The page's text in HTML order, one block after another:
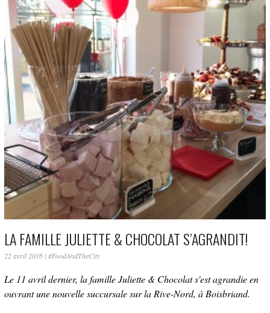
LA FAMILLE JULIETTE & CHOCOLAT S’AGRANDIT!
22 avril 2016 | #FoodAndTheCity
Le 11 avril dernier, la famille Juliette & Chocolat s'est agrandie en
ouvrant une nouvelle succursale sur la Rive-Nord, à Boisbriand.